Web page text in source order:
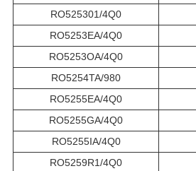
RO525301/4Q0
RO5253EA/4Q0
RO5253OA/4Q0
RO5254TA/980
RO5255EA/4Q0
RO5255GA/4Q0
RO5255IA/4Q0
RO5259R1/4Q0